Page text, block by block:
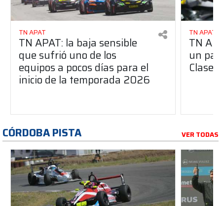
TN APAT
TN APAT: la baja sensible
que sufrió uno de los
equipos a pocos días para el
inicio de la temporada 2026
TN APAT
TN
un
Clase
CÓRDOBA PISTA VER TODAS